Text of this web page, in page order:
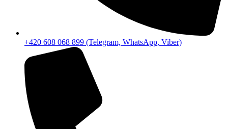
+420 608 068 899 (Telegram, WhatsApp, Viber)